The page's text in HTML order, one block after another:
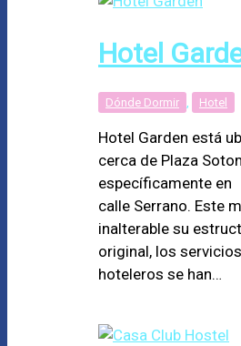
Hotel
Dónde Dormir Hotel
Hotel Garden está
cerca de Plaza
específicamente en
calle Serrano. Este
inalterable su
original, los servicios
hoteleros se han…